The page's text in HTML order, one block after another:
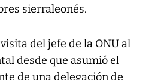
sierraleonés.
del jefe de la ONU al
desde que asumió el
de una delegación de